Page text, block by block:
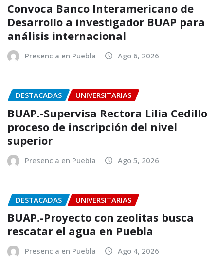
Convoca Banco Interamericano de
Desarrollo a investigador BUAP para
análisis internacional
Presencia en Puebla Ago 6, 2026
DESTACADAS UNIVERSITARIAS
BUAP.-Supervisa Rectora Lilia Cedillo
proceso de inscripción del nivel
superior
Presencia en Puebla Ago 5, 2026
DESTACADAS UNIVERSITARIAS
BUAP.-Proyecto con zeolitas busca
rescatar el agua en Puebla
Presencia en Puebla Ago 4, 2026